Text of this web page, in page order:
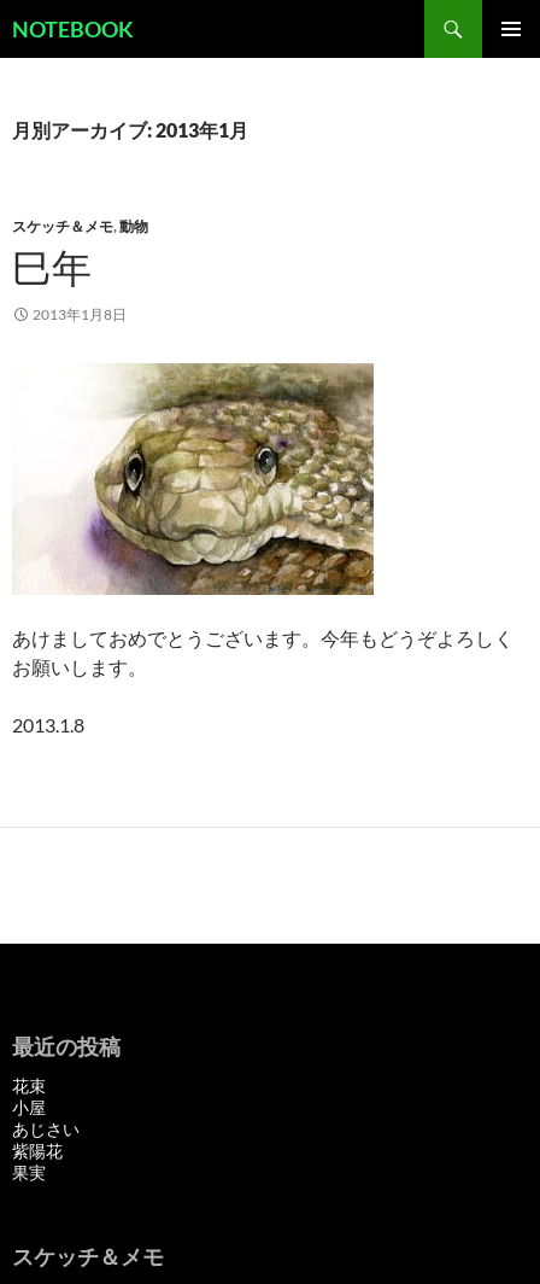
ン
ツ
NOTEBOOK
索
月別アーカイブ: 2013年1月
スケッチ＆メモ,動物
巳年
2013年1月8日
あけましておめでとうございます。今年もどうぞよろしく
お願いします。
2013.1.8
最近の投稿
花束
小屋
あじさい
紫陽花
果実
スケッチ＆メモ